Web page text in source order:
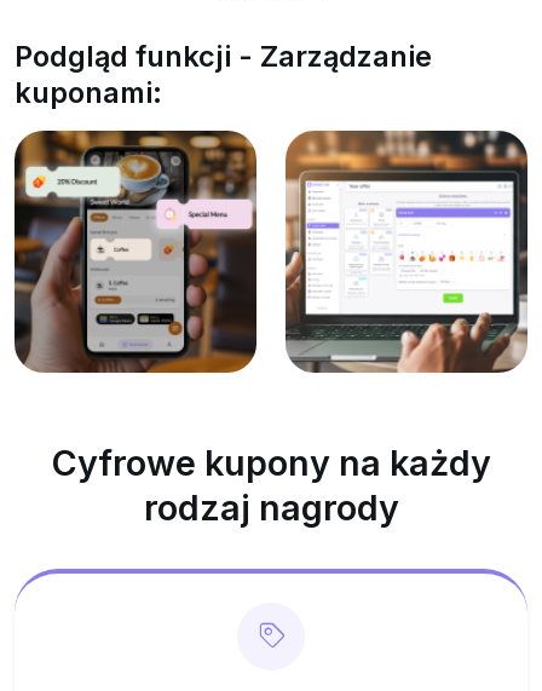
Podgląd funkcji - Zarządzanie
kuponami:
Cyfrowe kupony na każdy
rodzaj nagrody